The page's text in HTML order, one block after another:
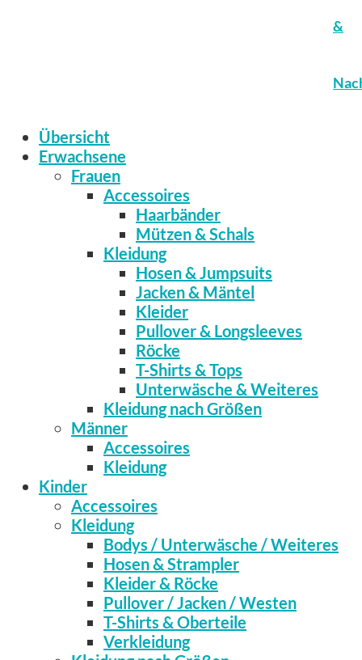
&
Übersicht
Erwachsene
Frauen
Accessoires
Haarbänder
Mützen & Schals
Kleidung
Hosen & Jumpsuits
Jacken & Mäntel
Kleider
Pullover & Longsleeves
Röcke
T-Shirts & Tops
Unterwäsche & Weiteres
Kleidung nach Größen
Männer
Accessoires
Kleidung
Kinder
Accessoires
Kleidung
Bodys / Unterwäsche / Weiteres
Hosen & Strampler
Kleider & Röcke
Pullover / Jacken / Westen
T-Shirts & Oberteile
Verkleidung